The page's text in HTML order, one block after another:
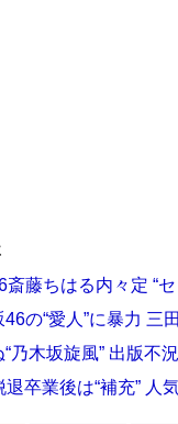
斎藤ちはる内々定 “
46の“愛人”に暴力 三
“乃木坂旋風” 出版不
卒業後は“補充” 人